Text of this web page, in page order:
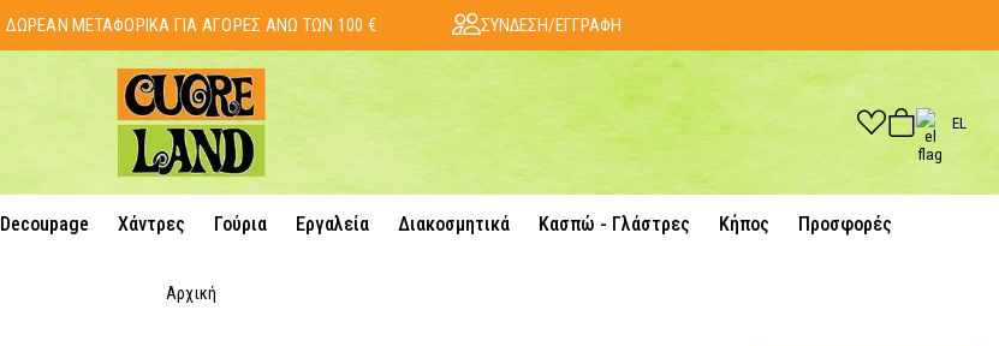
ΔΩΡΕΑΝ ΜΕΤΑΦΟΡΙΚΑ ΓΙΑ ΑΓΟΡΕΣ ΑΝΩ ΤΩΝ 100 € ΣΥΝΔΕΣΗ/ΕΓΓΡΑΦΗ
EL
Decoupage Χάντρες Γούρια Εργαλεία Διακοσμητικά Κασπώ - Γλάστρες Κήπος Προσφορές
Αρχική